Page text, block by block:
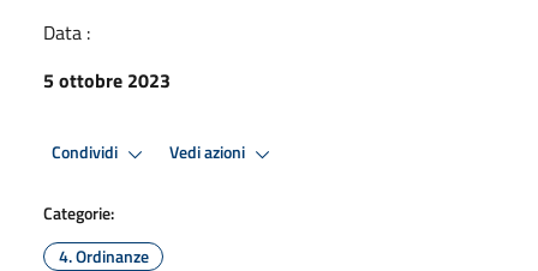
Data :
5 ottobre 2023
Condividi Vedi azioni
Categorie:
4. Ordinanze